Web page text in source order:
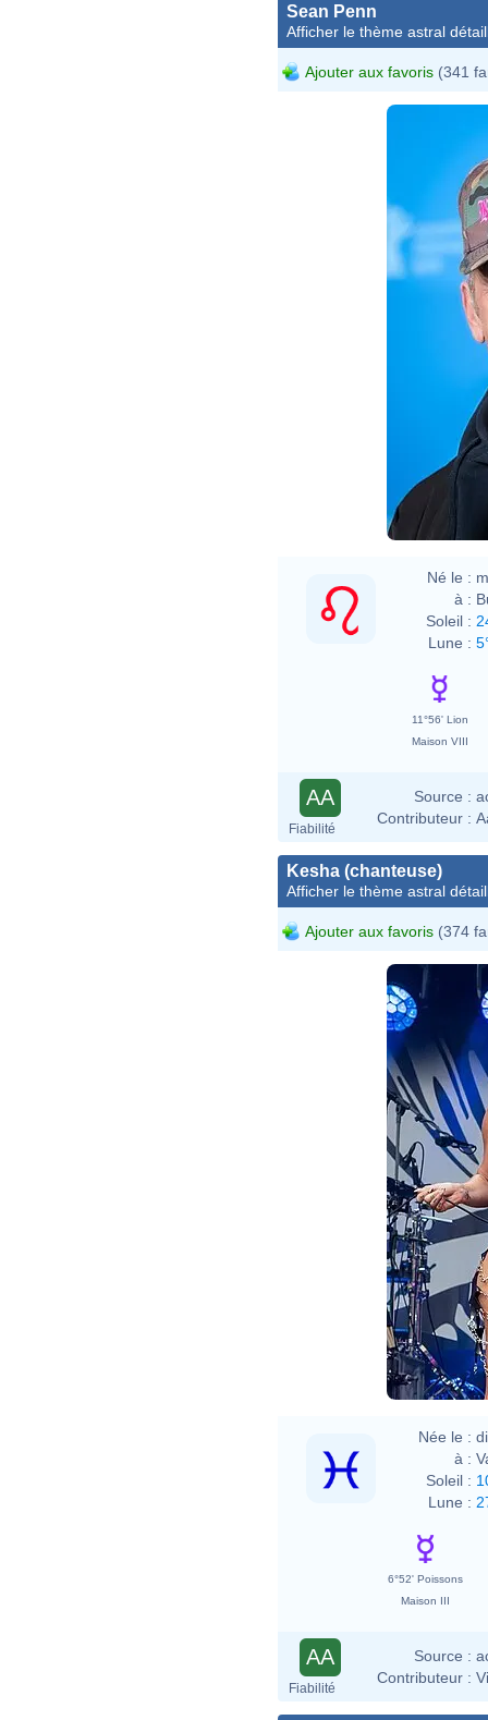
Sean Penn
Afficher le thème astral
Ajouter aux favoris (341
Né le :
à :
Soleil :
Lune :
11°56' Lion
Maison VIII
AA
Fiabilité
Source :
Contributeur :
Kesha (chanteuse)
Afficher le thème astral
Ajouter aux favoris (374
Née le :
à :
Soleil :
Lune :
6°52' Poissons
Maison III
AA
Fiabilité
Source :
Contributeur :